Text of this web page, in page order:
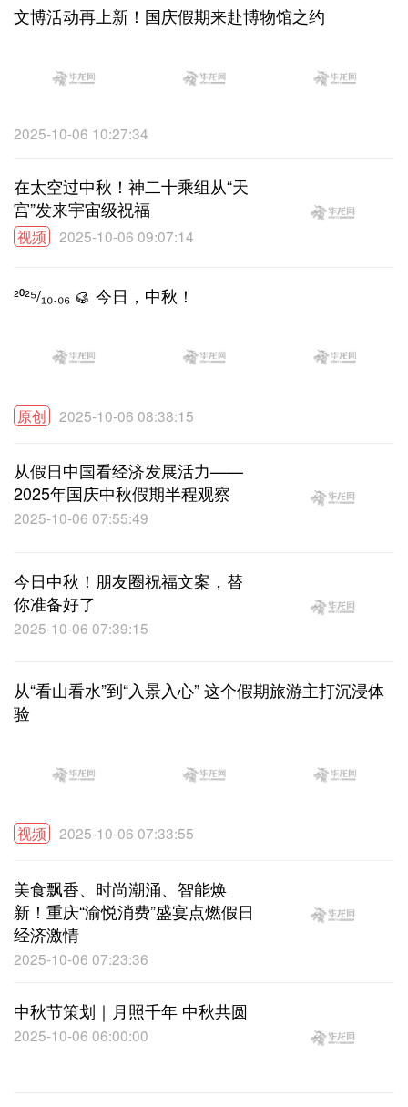
文博活动再上新！国庆假期来赴博物馆之约
2025-10-06 10:27:34
在太空过中秋！神二十乘组从“天
宫”发来宇宙级祝福
视频 2025-10-06 09:07:14
²⁰²⁵/₁₀.₀₆ 🥮 今日，中秋！
原创 2025-10-06 08:38:15
从假日中国看经济发展活力——
2025年国庆中秋假期半程观察
2025-10-06 07:55:49
今日中秋！朋友圈祝福文案，替
你准备好了
2025-10-06 07:39:15
从“看山看水”到“入景入心” 这个假期旅游主打沉浸体
验
视频 2025-10-06 07:33:55
美食飘香、时尚潮涌、智能焕
新！重庆“渝悦消费”盛宴点燃假日
经济激情
2025-10-06 07:23:36
中秋节策划｜月照千年 中秋共圆
2025-10-06 06:00:00